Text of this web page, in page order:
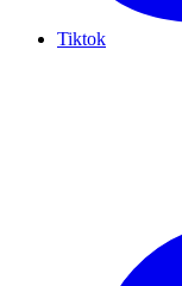
Tiktok